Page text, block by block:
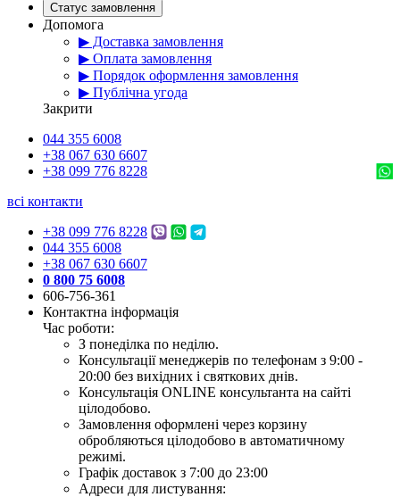
Статус замовлення
Допомога
▶ Доставка замовлення
▶ Оплата замовлення
▶ Порядок оформлення замовлення
▶ Публічна угода
Закрити
044 355 6008
+38 067 630 6607
+38 099 776 8228
всі контакти
+38 099 776 8228
044 355 6008
+38 067 630 6607
0 800 75 6008
606-756-361
Контактна інформація
Час роботи:
З понеділка по неділю.
Консультації менеджерів по телефонам з 9:00 -
20:00 без вихідних і святкових днів.
Консультація ONLINE консультанта на сайті
цілодобово.
Замовлення оформлені через корзину
обробляються цілодобово в автоматичному
режимі.
Графік доставок з 7:00 до 23:00
Адреси для листування: